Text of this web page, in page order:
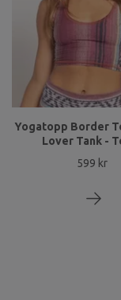
Yogatopp Border
Lover Tank -
599 kr